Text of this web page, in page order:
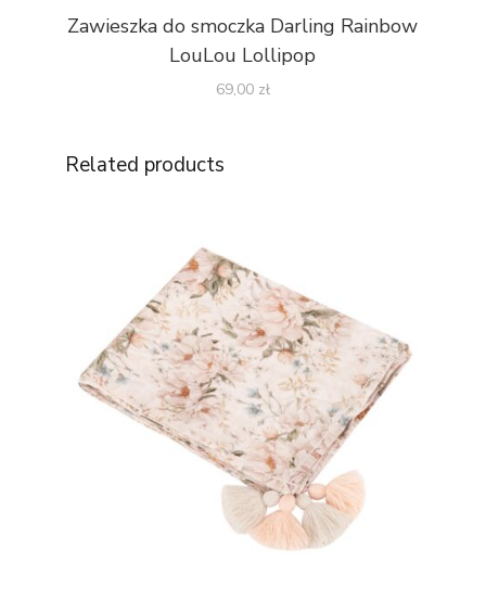
Zawieszka do smoczka Darling Rainbow
LouLou Lollipop
69,00 zł
Related products